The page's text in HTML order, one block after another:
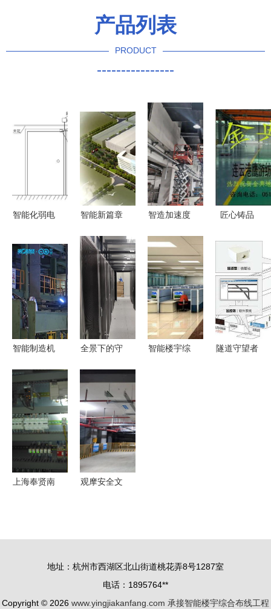
产品列表
PRODUCT
----------------
智能化弱电
准施工图
没有对比就
没有伤害
智能新篇章
能制造项目
竣工，成功
承接智能楼
宇综合布线
工程
智造加速度
产业园刷新
项目建设新
纪录
匠心铸品
再出发 连
云港鹰游纺
机环氧地坪
工程圆满竣
工与智能楼
宇布线业务
智能制造机
冷 当光环
褪去，毕业
生何去何
从？
全景下的守
电工程图片
致敬每一位
辛勤的安防
人
智能楼宇综
隧道守望者
上海奉贤南
观摩安全文
新标杆
地址：杭州市西湖区北山街道桃花弄8号1287室
电话：1895764**
Copyright © 2026 www.yingjiakanfang.com 承接智能楼宇综合布线工程